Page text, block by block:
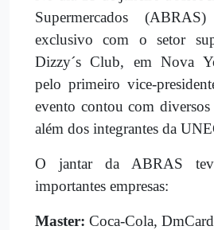
Supermercados
exclusivo com o setor
Dizzy´s Club, em Nova
pelo primeiro vice-
evento contou com
além dos integrantes da
O jantar da ABRAS
importantes empresas:
Master: Coca-Cola,